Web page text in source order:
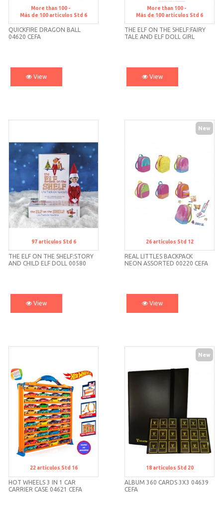
More than 100 -
Std 6
QUICKFIRE DRAGON BALL
04620 CEFA
Más de 100 artículos Std 6
View
More than 100 -
Std 6
THE ELF ON THE SHELF:FAIRY
TALE AND ELF DOLL GIRL
Más de 100 artículos Std 6
View
Std 6
THE ELF ON THE SHELF:STORY
AND CHILD ELF DOLL 00580
97 artículos Std 6
View
New
Std 12
REAL LITTLES BACKPACK
NEON ASSORTED 00220 CEFA
26 artículosStd 12
View
Std 16
HOT WHEELS 3 IN 1 CAR
CARRIER CASE 04621 CEFA
22 artículosStd 16
New
Std 20
ALBUM 360 CARDS 3X3 04639
CEFA
18 artículosStd 20